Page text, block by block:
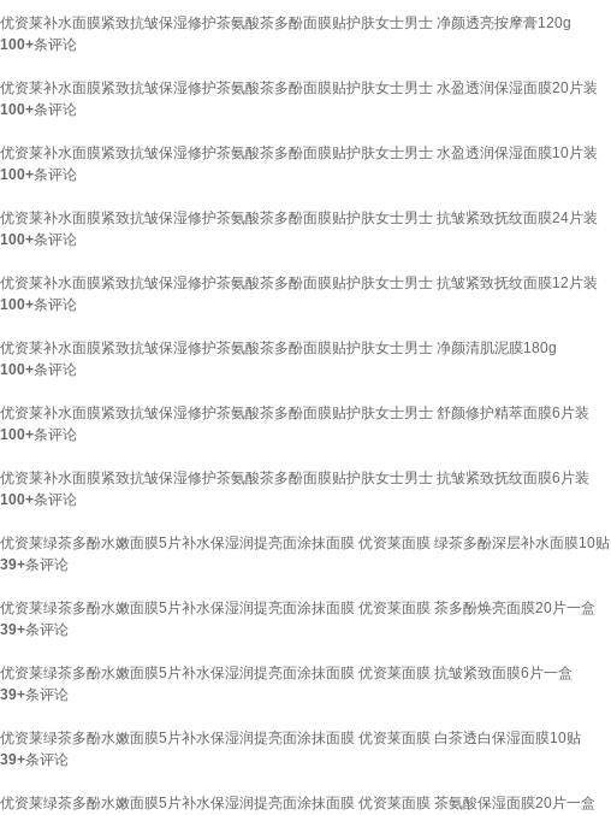
优资莱补水面膜紧致抗皱保湿修护茶氨酸茶多酚面膜贴护肤女士男士 净颜透亮按摩膏120g
100+条评论
优资莱补水面膜紧致抗皱保湿修护茶氨酸茶多酚面膜贴护肤女士男士 水盈透润保湿面膜20片装
100+条评论
优资莱补水面膜紧致抗皱保湿修护茶氨酸茶多酚面膜贴护肤女士男士 水盈透润保湿面膜10片装
100+条评论
优资莱补水面膜紧致抗皱保湿修护茶氨酸茶多酚面膜贴护肤女士男士 抗皱紧致抚纹面膜24片装
100+条评论
优资莱补水面膜紧致抗皱保湿修护茶氨酸茶多酚面膜贴护肤女士男士 抗皱紧致抚纹面膜12片装
100+条评论
优资莱补水面膜紧致抗皱保湿修护茶氨酸茶多酚面膜贴护肤女士男士 净颜清肌泥膜180g
100+条评论
优资莱补水面膜紧致抗皱保湿修护茶氨酸茶多酚面膜贴护肤女士男士 舒颜修护精萃面膜6片装
100+条评论
优资莱补水面膜紧致抗皱保湿修护茶氨酸茶多酚面膜贴护肤女士男士 抗皱紧致抚纹面膜6片装
100+条评论
优资莱绿茶多酚水嫩面膜5片补水保湿润提亮面涂抹面膜 优资莱面膜 绿茶多酚深层补水面膜10贴
39+条评论
优资莱绿茶多酚水嫩面膜5片补水保湿润提亮面涂抹面膜 优资莱面膜 茶多酚焕亮面膜20片一盒
39+条评论
优资莱绿茶多酚水嫩面膜5片补水保湿润提亮面涂抹面膜 优资莱面膜 抗皱紧致面膜6片一盒
39+条评论
优资莱绿茶多酚水嫩面膜5片补水保湿润提亮面涂抹面膜 优资莱面膜 白茶透白保湿面膜10贴
39+条评论
优资莱绿茶多酚水嫩面膜5片补水保湿润提亮面涂抹面膜 优资莱面膜 茶氨酸保湿面膜20片一盒